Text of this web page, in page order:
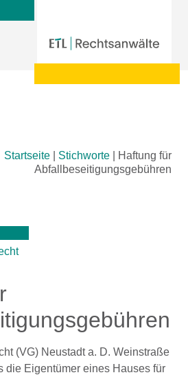
Startseite Stichworte
Haftung für
Abfallbeseitigungsgebühren
(VG) Neustadt a. D. Weinstraße
die Eigentümer eines Hauses für